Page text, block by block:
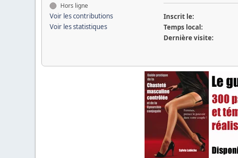
Hors ligne
Voir les contributions
Voir les statistiques
Inscrit le:
Temps local:
Dernière visite: